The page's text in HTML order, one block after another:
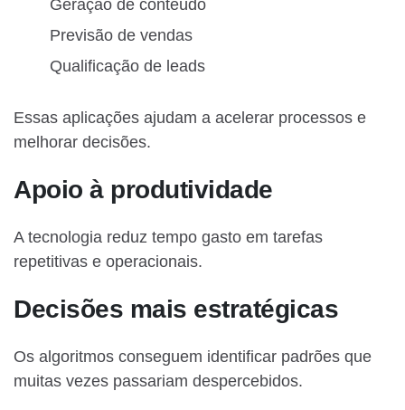
Geração de conteúdo
Previsão de vendas
Qualificação de leads
Essas aplicações ajudam a acelerar processos e
melhorar decisões.
Apoio à produtividade
A tecnologia reduz tempo gasto em tarefas
repetitivas e operacionais.
Decisões mais estratégicas
Os algoritmos conseguem identificar padrões que
muitas vezes passariam despercebidos.